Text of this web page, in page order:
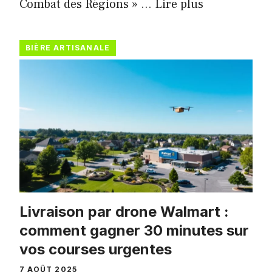
Combat des Régions » … Lire plus
BIÈRE ARTISANALE
Livraison par drone Walmart :
comment gagner 30 minutes sur
vos courses urgentes
7 AOÛT 2025